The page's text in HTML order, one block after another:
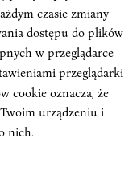
urn wyborczych.
Mażylisu (niższej
(rad
poprzednich
te mają być
wielopartyjne.
czasie zmiany
dostępu do plików
w przeglądarce
przeglądarki
cookie oznacza, że
urządzeniu i
nich.